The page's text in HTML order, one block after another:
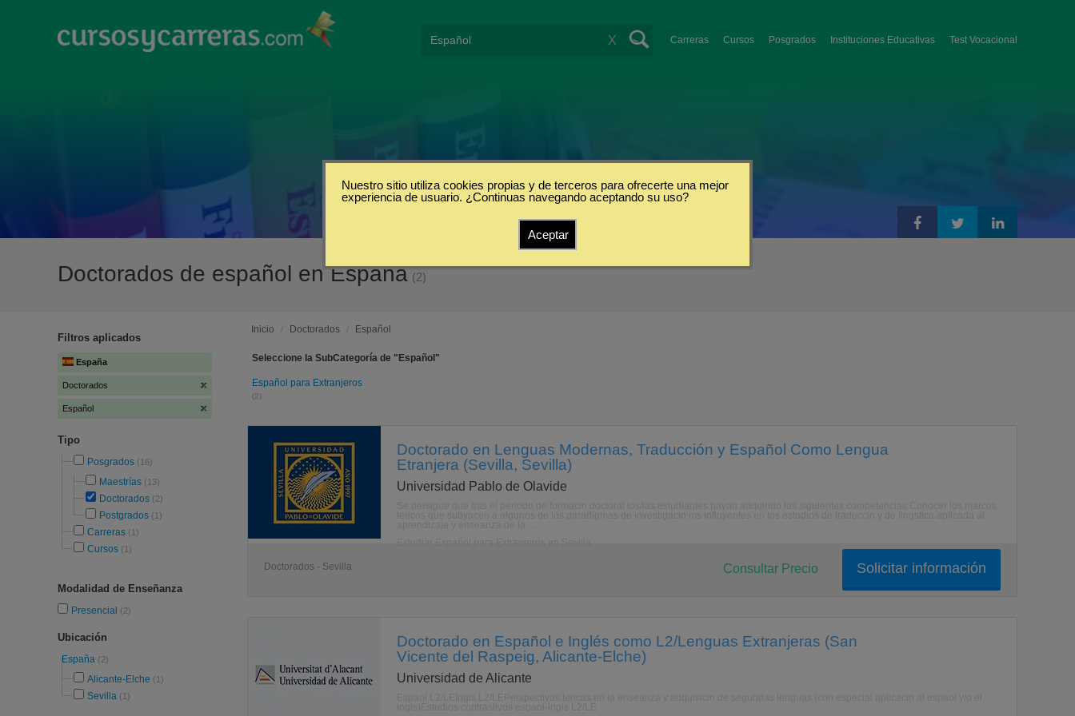
Carreras Cursos Posgrados Instituciones Educativas Test Vocacional
X
Doctorados de español en España (2)
Filtros aplicados
España
Doctorados
Español
Tipo
Posgrados (16)
Maestrías (13)
Doctorados (2)
Postgrados (1)
Carreras (1)
Cursos (1)
Modalidad de Enseñanza
Presencial (2)
Ubicación
España (2)
Alicante-Elche (1)
Sevilla (1)
Inicio / Doctorados / Español
Seleccione la SubCategoría de "Español"
Español para Extranjeros
(2)
Doctorado en Lenguas Modernas, Traducción y Español Como Lengua
Etranjera (Sevilla, Sevilla)
Universidad Pablo de Olavide
Doctorados - Sevilla Solicitar información
Consultar Precio
Doctorado en Español e Inglés como L2/Lenguas Extranjeras (San
Vicente del Raspeig, Alicante-Elche)
Universidad de Alicante
Nuestro sitio utiliza cookies propias y de terceros para ofrecerte una mejor
experiencia de usuario. ¿Continuas navegando aceptando su uso?
Aceptar